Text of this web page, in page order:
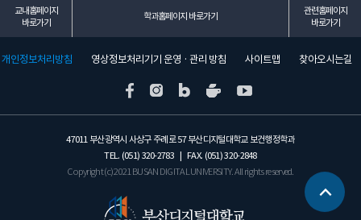
교내홈페이지
바로가기
학과홈페이지 바로가기
관련홈페이지
바로가기
개인정보처리방침 영상정보처리기기 운영 · 관리 방침 사이트맵 찾아오시는길
47011 부산광역시 사상구 주례로 57 부산디지털대학교 보건행정학과
TEL. (051) 320-2783 | FAX. (051) 320-2848
Copyright (c) 2021 BUSAN DIGITAL UNIVERSITY. All rights reserved.